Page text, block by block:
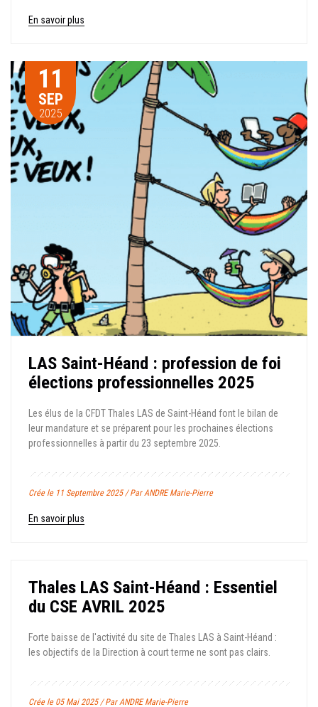
En savoir plus
11
SEP
2025
LAS Saint-Héand : profession de foi
élections professionnelles 2025
Les élus de la CFDT Thales LAS de Saint-Héand font le bilan de
leur mandature et se préparent pour les prochaines élections
professionnelles à partir du 23 septembre 2025.
Crée le 11 Septembre 2025 / Par ANDRE Marie-Pierre
En savoir plus
Thales LAS Saint-Héand : Essentiel
du CSE AVRIL 2025
Forte baisse de l'activité du site de Thales LAS à Saint-Héand :
les objectifs de la Direction à court terme ne sont pas clairs.
Crée le 05 Mai 2025 / Par ANDRE Marie-Pierre